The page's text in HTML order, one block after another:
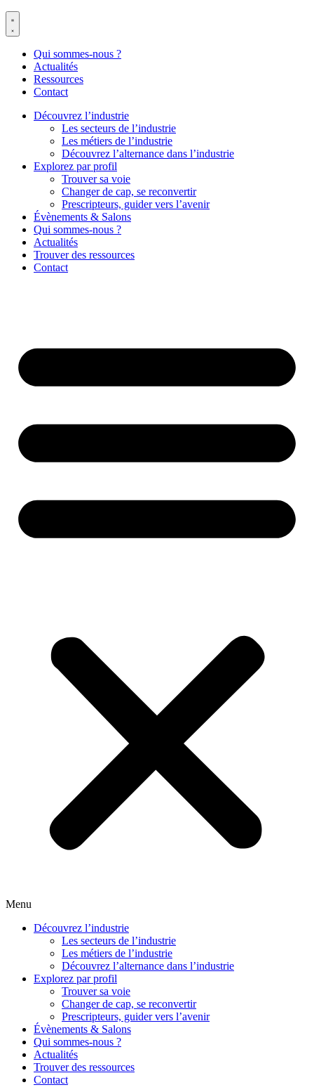
Qui sommes-nous ?
Actualités
Ressources
Contact
Découvrez l’industrie
Les secteurs de l’industrie
Les métiers de l’industrie
Découvrez l’alternance dans l’industrie
Explorez par profil
Trouver sa voie
Changer de cap, se reconvertir
Prescripteurs, guider vers l’avenir
Évènements & Salons
Qui sommes-nous ?
Actualités
Trouver des ressources
Contact
Menu
Découvrez l’industrie
Les secteurs de l’industrie
Les métiers de l’industrie
Découvrez l’alternance dans l’industrie
Explorez par profil
Trouver sa voie
Changer de cap, se reconvertir
Prescripteurs, guider vers l’avenir
Évènements & Salons
Qui sommes-nous ?
Actualités
Trouver des ressources
Contact